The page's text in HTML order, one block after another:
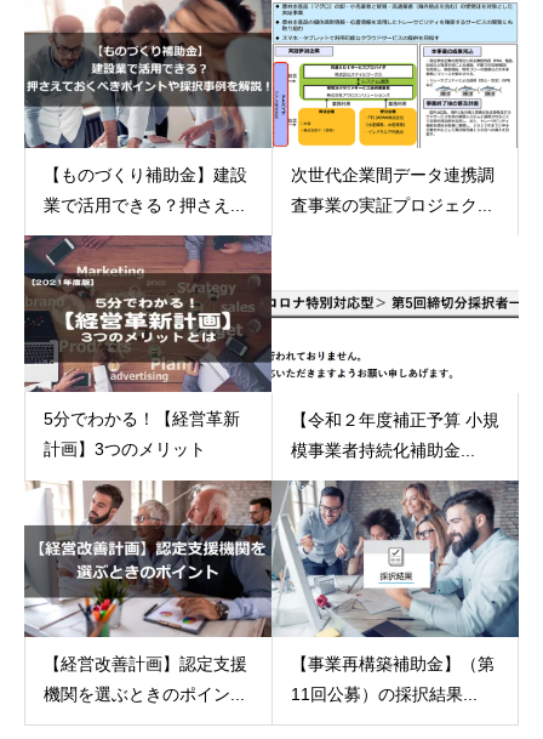
【ものづくり補助金】建設
業で活用できる？押さえ...
次世代企業間データ連携調
査事業の実証プロジェク...
5分でわかる！【経営革新
計画】3つのメリット
【令和２年度補正予算 小規
模事業者持続化補助金...
【経営改善計画】認定支援
機関を選ぶときのポイン...
【事業再構築補助金】（第
11回公募）の採択結果...